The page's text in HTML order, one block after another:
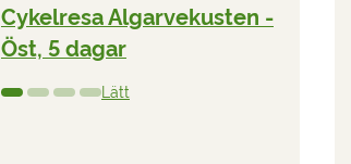
Cykelresa Algarvekusten -
Öst, 5 dagar
Lätt